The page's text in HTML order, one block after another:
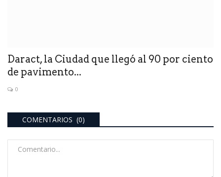
Daract, la Ciudad que llegó al 90 por ciento
de pavimento...
0
COMENTARIOS (0)